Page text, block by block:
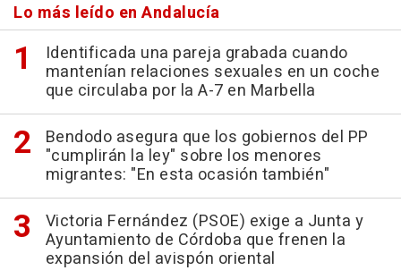
Lo más leído en Andalucía
Identificada una pareja grabada cuando
mantenían relaciones sexuales en un coche
que circulaba por la A-7 en Marbella
Bendodo asegura que los gobiernos del PP
"cumplirán la ley" sobre los menores
migrantes: "En esta ocasión también"
Victoria Fernández (PSOE) exige a Junta y
Ayuntamiento de Córdoba que frenen la
expansión del avispón oriental